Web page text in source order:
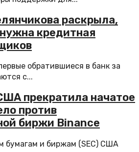
раскрыла,
кредитная
обратившиеся в банк за
с...
прекратила начатое
против
биржи Binance
бумагам и биржам (SEC) США